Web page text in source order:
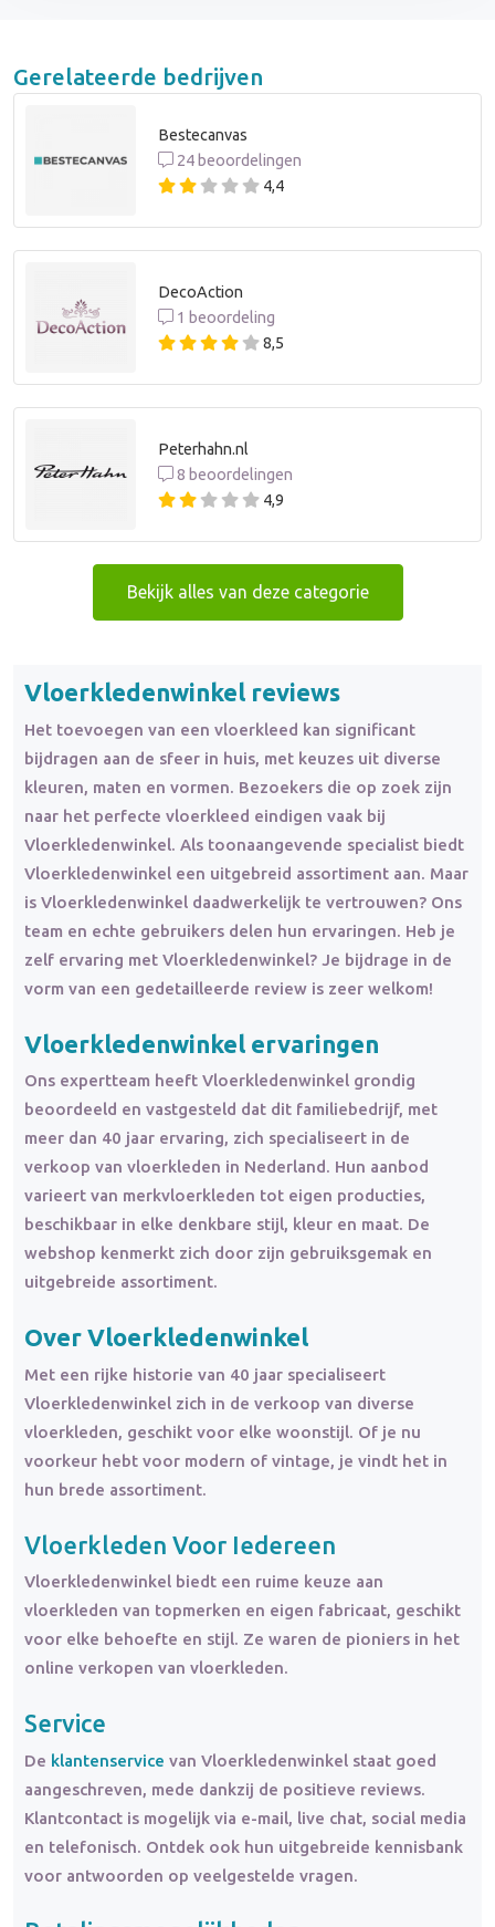
Gerelateerde bedrijven
Bestecanvas
24 beoordelingen
4,4
DecoAction
1 beoordeling
8,5
Peterhahn.nl
8 beoordelingen
4,9
Bekijk alles van deze categorie
Vloerkledenwinkel reviews
Het toevoegen van een vloerkleed kan significant
bijdragen aan de sfeer in huis, met keuzes uit diverse
kleuren, maten en vormen. Bezoekers die op zoek zijn
naar het perfecte vloerkleed eindigen vaak bij
Vloerkledenwinkel. Als toonaangevende specialist biedt
Vloerkledenwinkel een uitgebreid assortiment aan. Maar
is Vloerkledenwinkel daadwerkelijk te vertrouwen? Ons
team en echte gebruikers delen hun ervaringen. Heb je
zelf ervaring met Vloerkledenwinkel? Je bijdrage in de
vorm van een gedetailleerde review is zeer welkom!
Vloerkledenwinkel ervaringen
Ons expertteam heeft Vloerkledenwinkel grondig
beoordeeld en vastgesteld dat dit familiebedrijf, met
meer dan 40 jaar ervaring, zich specialiseert in de
verkoop van vloerkleden in Nederland. Hun aanbod
varieert van merkvloerkleden tot eigen producties,
beschikbaar in elke denkbare stijl, kleur en maat. De
webshop kenmerkt zich door zijn gebruiksgemak en
uitgebreide assortiment.
Over Vloerkledenwinkel
Met een rijke historie van 40 jaar specialiseert
Vloerkledenwinkel zich in de verkoop van diverse
vloerkleden, geschikt voor elke woonstijl. Of je nu
voorkeur hebt voor modern of vintage, je vindt het in
hun brede assortiment.
Vloerkleden Voor Iedereen
Vloerkledenwinkel biedt een ruime keuze aan
vloerkleden van topmerken en eigen fabricaat, geschikt
voor elke behoefte en stijl. Ze waren de pioniers in het
online verkopen van vloerkleden.
Service
De klantenservice van Vloerkledenwinkel staat goed
aangeschreven, mede dankzij de positieve reviews.
Klantcontact is mogelijk via e-mail, live chat, social media
en telefonisch. Ontdek ook hun uitgebreide kennisbank
voor antwoorden op veelgestelde vragen.